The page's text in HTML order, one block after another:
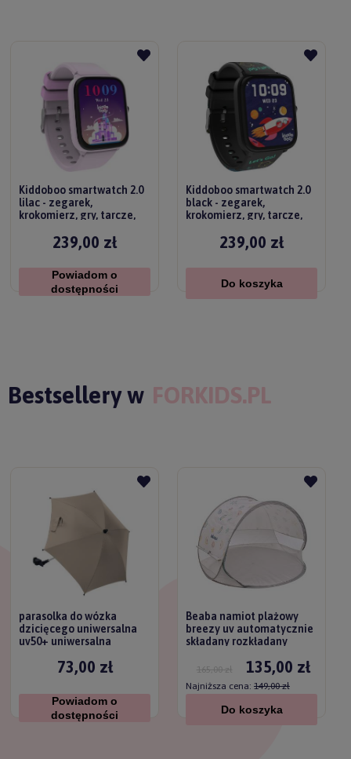
Kiddoboo smartwatch 2.0
lilac - zegarek,
krokomierz, gry, tarcze,
239,00 zł
Powiadom o
dostępności
Kiddoboo smartwatch 2.0
black - zegarek,
krokomierz, gry, tarcze,
239,00 zł
Do koszyka
Bestsellery w FORKIDS.PL
parasolka do wózka
dzicięcego uniwersalna
uv50+ uniwersalna
73,00 zł
Powiadom o
dostępności
Beaba namiot plażowy
breezy uv automatycznie
składany rozkładany
135,00 zł
165,00 zł
Najniższa cena: 149,00 zł
Do koszyka